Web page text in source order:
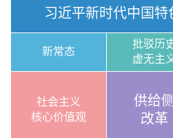
习近平新时代中国
新常态
批驳历
虚无主
社会主义
核心价值观
供给侧
改革